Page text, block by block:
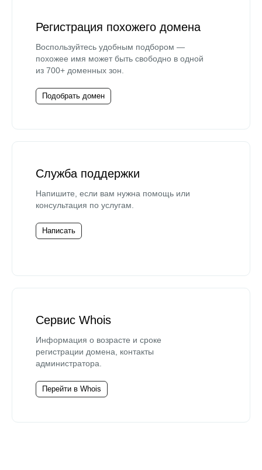
Регистрация похожего домена
Воспользуйтесь удобным подбором —
похожее имя может быть свободно в одной
из 700+ доменных зон.
Подобрать домен
Служба поддержки
Напишите, если вам нужна помощь или
консультация по услугам.
Написать
Сервис Whois
Информация о возрасте и сроке
регистрации домена, контакты
администратора.
Перейти в Whois